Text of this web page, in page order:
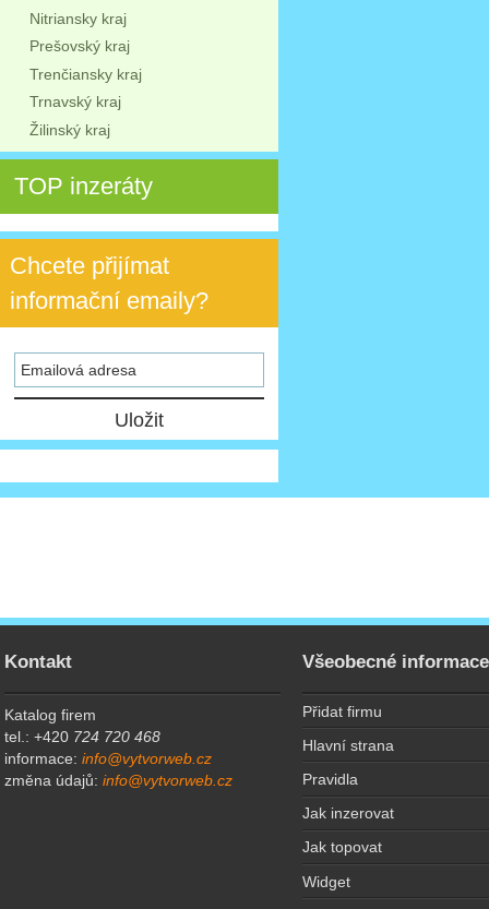
Nitriansky kraj
Prešovský kraj
Trenčiansky kraj
Trnavský kraj
Žilinský kraj
TOP inzeráty
Chcete přijímat
informační emaily?
Kontakt
Katalog firem
tel.: +420 724 720 468
informace:info@vytvorweb.cz
změna údajů:info@vytvorweb.cz
Všeobecné informace
Přidat firmu
Hlavní strana
Pravidla
Jak inzerovat
Jak topovat
Widget